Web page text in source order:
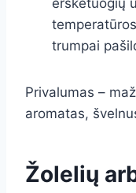
erškėtuogių
trumpai
Privalumas –
aromatas,
Žolelių